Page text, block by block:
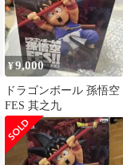
¥9,000
ドラゴンボール 孫悟空
FES 其之九